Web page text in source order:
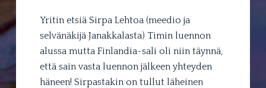
Yritin etsiä Sirpa Lehtoa (meedio ja
selvänäkijä Janakkalasta) Timin luennon
alussa mutta Finlandia-sali oli niin täynnä,
että sain vasta luennon jälkeen yhteyden
häneen! Sirpastakin on tullut läheinen